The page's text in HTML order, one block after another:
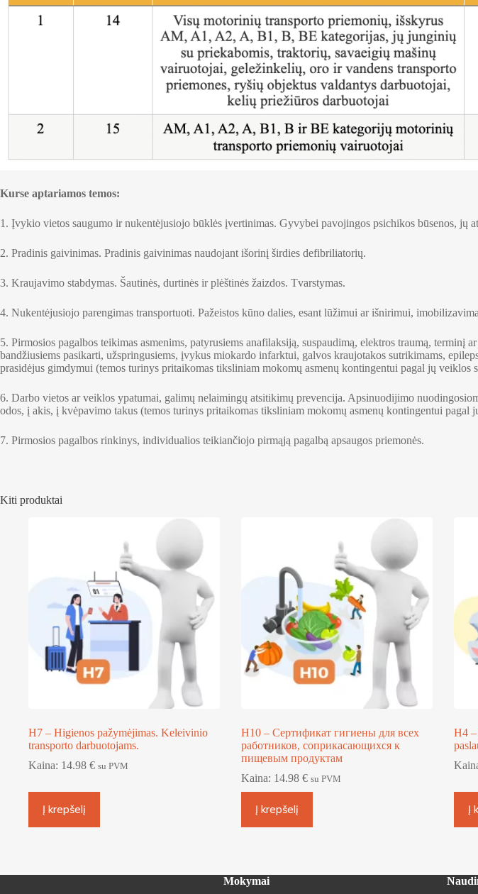
Kurse aptariamos temos:
1. Įvykio vietos saugumo ir nukentėjusiojo būklės įvertinimas. Gyvybei pavojingos psichikos būsenos, jų
2. Pradinis gaivinimas. Pradinis gaivinimas naudojant išorinį širdies defibriliatorių.
3. Kraujavimo stabdymas. Šautinės, durtinės ir plėštinės žaizdos. Tvarstymas.
4. Nukentėjusiojo parengimas transportuoti. Pažeistos kūno dalies, esant lūžimui ar išnirimui,
5. Pirmosios pagalbos teikimas asmenims, patyrusiems anafilaksiją, suspaudimą, elektros traumą,
bandžiusiems pasikarti, užspringusiems, įvykus miokardo infarktui, galvos kraujotakos sutrikimams,
prasidėjus gimdymui (temos turinys pritaikomas tiksliniam mokomų asmenų kontingentui pagal jų veiklos
6. Darbo vietos ar veiklos ypatumai, galimų nelaimingų atsitikimų prevencija. Apsinuodijimo
odos, į akis, į kvėpavimo takus (temos turinys pritaikomas tiksliniam mokomų asmenų kontingentui pagal
7. Pirmosios pagalbos rinkinys, individualios teikiančiojo pirmąją pagalbą apsaugos priemonės.
Kiti produktai
H7 – Higienos pažymėjimas. Keleivinio
transporto darbuotojams.
Kaina: 14.98 € su PVM
Į krepšelį
H10 – Сертификат гигиены для всех
работников, соприкасающихся к
пищевым продуктам
Kaina: 14.98 € su PVM
Į krepšelį
H4 –
Į
Mokymai